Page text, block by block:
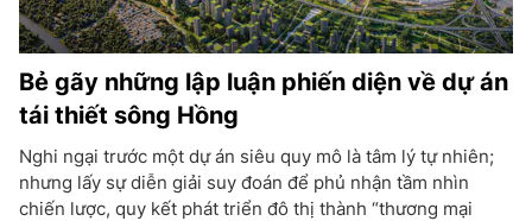
Bẻ gãy những lập luận phiến diện về dự án
tái thiết sông Hồng
Nghi ngại trước một dự án siêu quy mô là tâm lý tự nhiên;
nhưng lấy sự diễn giải suy đoán để phủ nhận tầm nhìn
chiến lược, quy kết phát triển đô thị thành “thương mại